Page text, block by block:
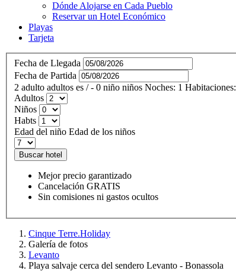
Dónde Alojarse en Cada Pueblo
Reservar un Hotel Económico
Playas
Tarjeta
Fecha de Llegada
Fecha de Partida
2 adulto adultos es / - 0 niño niños Noches: 1 Habitaciones:
Adultos
Niños
Habts
Edad del niño Edad de los niños
Buscar hotel
Mejor precio garantizado
Cancelación GRATIS
Sin comisiones ni gastos ocultos
Cinque Terre.Holiday
Galería de fotos
Levanto
Playa salvaje cerca del sendero Levanto - Bonassola